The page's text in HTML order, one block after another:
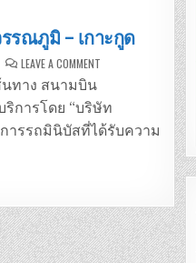
รณภูมิ – เกาะกูด
LEAVE A COMMENT
บัส
สนาม
บิน
สุวรรณภูมิ
นทาง สนามบิน
การโดย “บริษัท
ารรถมินิบัสที่ได้รับความ